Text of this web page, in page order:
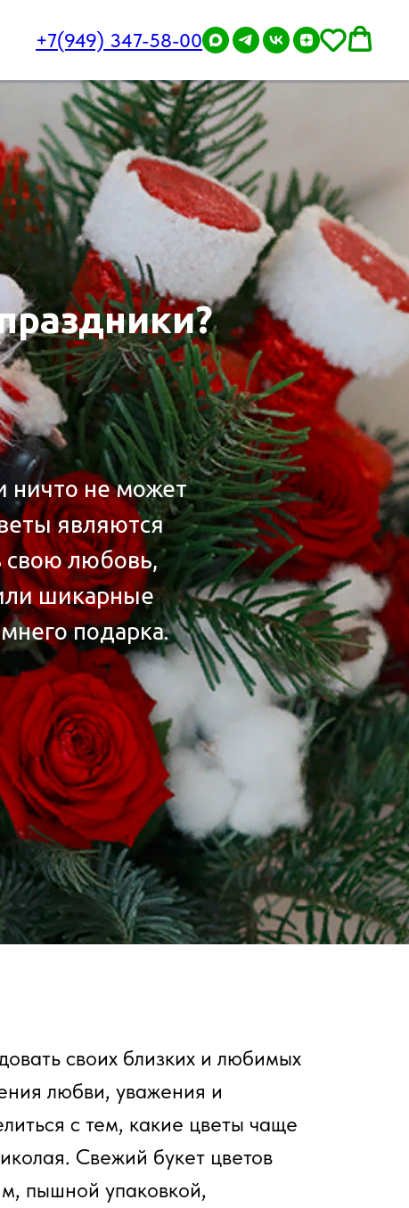
+7(949) 347-58-00
ничто не может
являются
свою любовь,
шикарные
подарка.
своих близких и любимых
любви, уважения и
с тем, какие цветы чаще
Свежий букет цветов
пышной упаковкой,